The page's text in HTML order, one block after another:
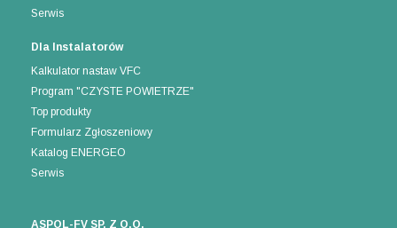
Serwis
Dla Instalatorów
Kalkulator nastaw VFC
Program "CZYSTE POWIETRZE"
Top produkty
Formularz Zgłoszeniowy
Katalog ENERGEO
Serwis
ASPOL-FV SP. Z O.O.